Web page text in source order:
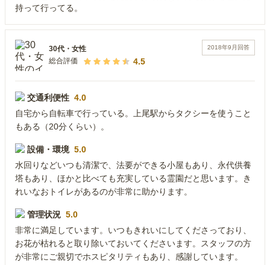
持って行ってる。
2018年9月 回答
30代 ・ 女性
総合評価
4.5
交通利便性 4.0
自宅から自転車で行っている。上尾駅からタクシーを使うこと
もある（20分くらい）。
設備・環境 5.0
水回りなどいつも清潔で、法要ができる小屋もあり、永代供養
塔もあり、ほかと比べても充実している霊園だと思います。き
れいなおトイレがあるのが非常に助かります。
管理状況 5.0
非常に満足しています。いつもきれいにしてくださっており、
お花が枯れると取り除いておいてくださいます。スタッフの方
が非常にご親切でホスピタリティもあり、感謝しています。